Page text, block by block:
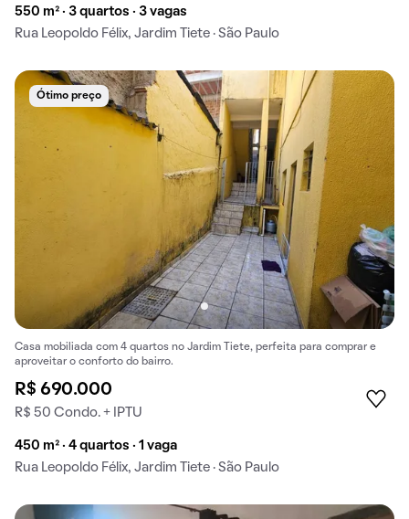
550 m² · 3 quartos · 3 vagas
Rua Leopoldo Félix, Jardim Tiete · São Paulo
Ótimo preço
Casa mobiliada com 4 quartos no Jardim Tiete, perfeita para comprar e
aproveitar o conforto do bairro.
R$ 690.000
R$ 50 Condo. + IPTU
450 m² · 4 quartos · 1 vaga
Rua Leopoldo Félix, Jardim Tiete · São Paulo